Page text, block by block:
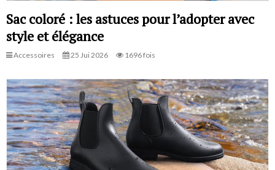
Sac coloré : les astuces pour l’adopter avec
style et élégance
Accessoires 25 Jui 2026 1696 fois